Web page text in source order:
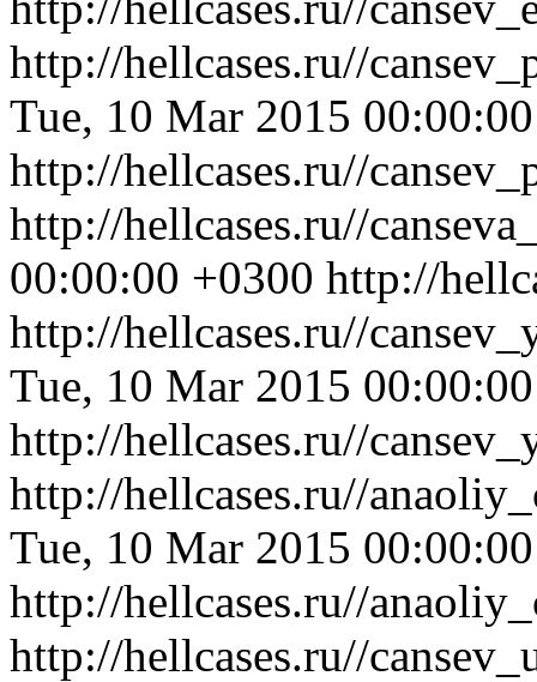
http://hellcases.ru//
Tue, 10 Mar 2015
http://hellcases.ru//
http://hellcases.ru//
00:00:00 +0300 http://
http://hellcases.ru//
Tue, 10 Mar 2015
http://hellcases.ru//
http://hellcases.ru//
Tue, 10 Mar 2015
http://hellcases.ru//
http://hellcases.ru//